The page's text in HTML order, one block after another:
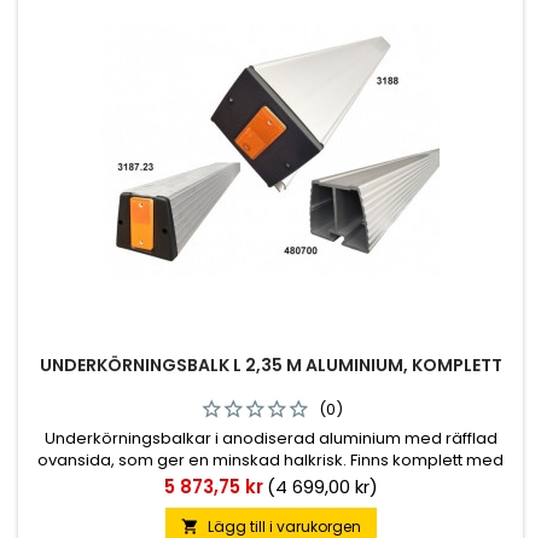
UNDERKÖRNINGSBALK L 2,35 M ALUMINIUM, KOMPLETT
(0)
Underkörningsbalkar i anodiserad aluminium med räfflad
ovansida, som ger en minskad halkrisk. Finns komplett med
ändstycke, reflex och mutterplattor M16, men även utan
dessa detaljer. Finns reservdelar att tillgå. För fordon
registrerade efter 2010-03-11 välj 3188.
Pris
5 873,75 kr (4 699,00 kr)
 Lägg till i varukorgen